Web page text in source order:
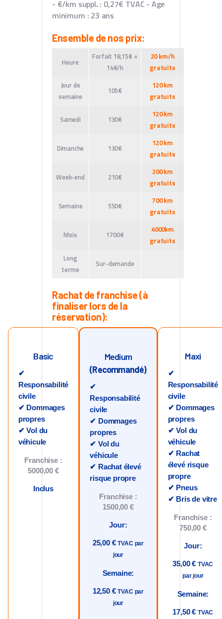
- €/km suppl. : 0,27€ TVAC - Age
minimum : 23 ans
Ensemble de nos prix:
Heure
Forfait 18,15€ +
14€/h
20 km/h
gratuits
Jour de
semaine
105€
120 km
gratuits
Samedi 130€
120 km
gratuits
Dimanche 130€
120 km
gratuits
Week-end 210€
200 km
gratuits
Semaine 550€
700 km
gratuits
Mois 1700€
4000km
gratuits
Long
terme
Sur-demande
Rachat de franchise (à
finaliser lors de la
réservation):
Basic
✔
Responsabilité
civile
✔ Dommages
propres
✔ Vol du
véhicule
Franchise :
5000,00 €
Inclus
Medium
(Recommandé)
✔
Responsabilité
civile
✔ Dommages
propres
✔ Vol du
véhicule
✔ Rachat élevé
risque propre
Franchise :
1500,00 €
Jour:
25,00 € TVAC par
jour
Semaine:
12,50 € TVAC par
jour
Maxi
✔
Responsabilité
civile
✔ Dommages
propres
✔ Vol du
véhicule
✔ Rachat
élevé risque
propre
✔ Pneus
✔ Bris de vitre
Franchise :
750,00 €
Jour:
35,00 € TVAC
par jour
Semaine:
17,50 € TVAC